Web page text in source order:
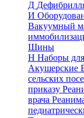
Д
И
Вакуумный
Шины
Н Наборы
Акушерские
сельских
приказу
врача